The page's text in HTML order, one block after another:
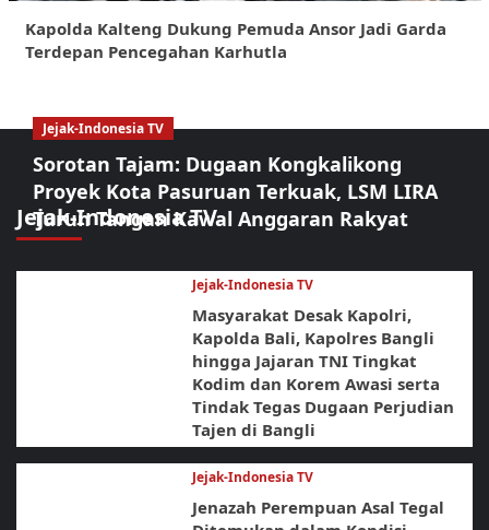
Kapolda Kalteng Dukung Pemuda Ansor Jadi Garda
Terdepan Pencegahan Karhutla
Jejak-Indonesia TV
Jejak-Indonesia TV
Sorotan Tajam: Dugaan Kongkalikong
Proyek Kota Pasuruan Terkuak, LSM LIRA
Turun Tangan Kawal Anggaran Rakyat
Jejak-Indonesia TV
Masyarakat Desak Kapolri,
Kapolda Bali, Kapolres Bangli
hingga Jajaran TNI Tingkat
Kodim dan Korem Awasi serta
Tindak Tegas Dugaan Perjudian
Tajen di Bangli
Jejak-Indonesia TV
Jenazah Perempuan Asal Tegal